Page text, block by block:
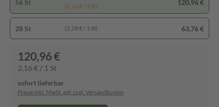
56 St
(2,16 € / 1 St)
120,96 €
28 St (2,28 € / 1 St) 63,76 €
120,96 €
2,16 € / 1 St
sofort lieferbar
Preise inkl. MwSt. ggf. zzgl. Versandkosten